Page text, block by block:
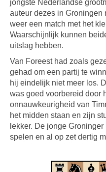
jongste Nederlandse
auteur dezes in Groningen
weer een match met het
Waarschijnlijk kunnen
uitslag hebben.
Van Foreest had zoals
gehad om een partij te
hij eindelijk niet meer los.
was goed voorbereid door
onnauwkeurigheid van
het midden staan en zijn
lekker. De jonge
spelen en al op zet dertig